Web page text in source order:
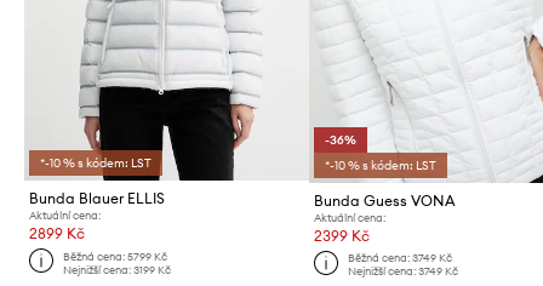
*-10 % s kódem: LST
Bunda Blauer ELLIS
Aktuální cena:
2899 Kč
Běžná cena:5799 Kč
Nejnižší cena:3199 Kč
-36%
*-10 % s kódem: LST
Bunda Guess VONA
Aktuální cena:
2399 Kč
Běžná cena: 3749 Kč
Nejnižší cena: 3749 Kč